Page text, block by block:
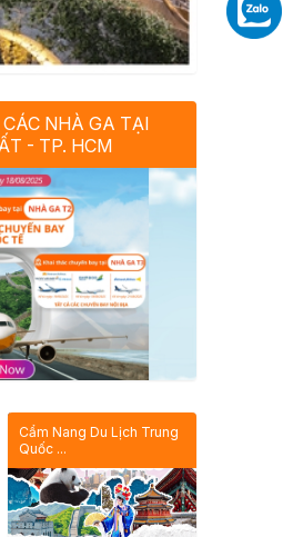
NHÀ GA TẠI
- TP. HCM
Cẩm Nang Du Lịch Trung
Quốc ...